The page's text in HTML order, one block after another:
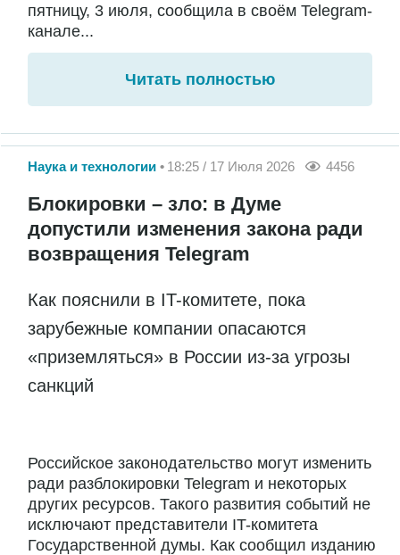
пятницу, 3 июля, сообщила в своём Telegram-
канале...
Читать полностью
Наука и технологии 18:25 / 17 Июля 2026 4456
Блокировки – зло: в Думе
допустили изменения закона ради
возвращения Telegram
Как пояснили в IT-комитете, пока
зарубежные компании опасаются
«приземляться» в России из-за угрозы
санкций
Российское законодательство могут изменить
ради разблокировки Telegram и некоторых
других ресурсов. Такого развития событий не
исключают представители IT-комитета
Государственной думы. Как сообщил изданию